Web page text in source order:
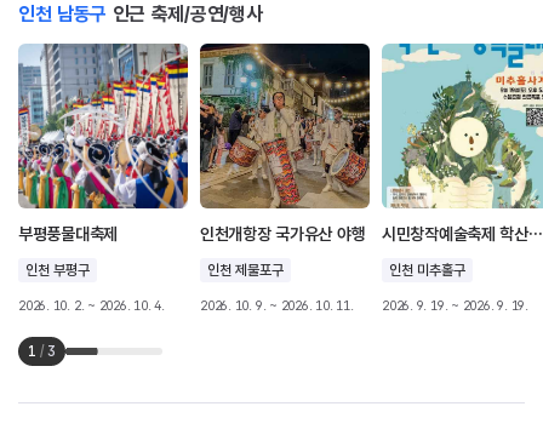
인천 남동구 인근 축제/공연/행사
부평풍물대축제
인천 부평구
2026. 10. 2. ~ 2026. 10. 4.
인천개항장 국가유산 야행
인천 제물포구
2026. 10. 9. ~ 2026. 10. 11.
시민창작예술축제 학산마당극놀래
인천 미추홀구
2026. 9. 19. ~ 2026. 9. 19.
1 / 3